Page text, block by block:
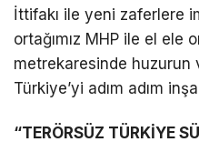
İttifakı ile yeni zaferlere
ortağımız MHP ile el ele
metrekaresinde huzurun
Türkiye’yi adım adım
“TERÖRSÜZ TÜRKİYE